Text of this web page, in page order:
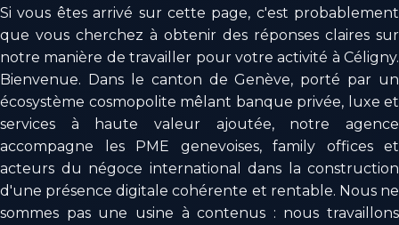
Si vous êtes arrivé sur cette page, c'est probablement
que vous cherchez à obtenir des réponses claires sur
notre manière de travailler pour votre activité à Céligny.
Bienvenue. Dans le canton de Genève, porté par un
écosystème cosmopolite mêlant banque privée, luxe et
services à haute valeur ajoutée, notre agence
accompagne les PME genevoises, family offices et
acteurs du négoce international dans la construction
d'une présence digitale cohérente et rentable. Nous ne
sommes pas une usine à contenus : nous travaillons